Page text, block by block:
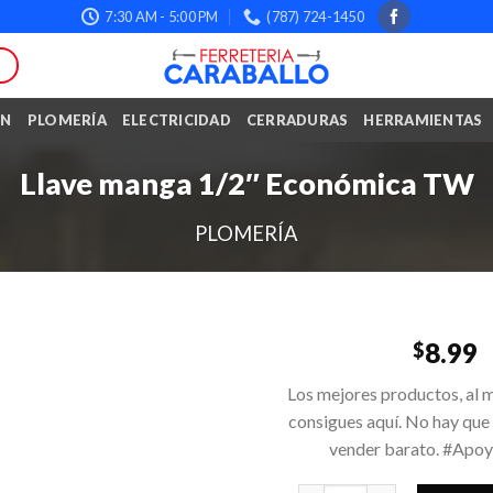
7:30 AM - 5:00 PM (787) 724-1450
PLOMERÍA ELECTRICIDAD CERRADURAS HERRAMIENTAS
Llave manga 1/2″ Económica TW
PLOMERÍA
$8.99
Los mejores productos, al
consigues aquí. No hay
vender barato.